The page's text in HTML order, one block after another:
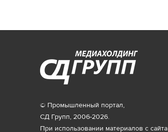
© Промышленный портал,
СД Групп, 2006-2026.
При использовании материалов с сайта